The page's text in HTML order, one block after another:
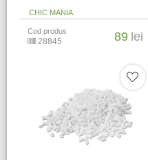
CHIC MANIA
Cod produs
28845 89 lei